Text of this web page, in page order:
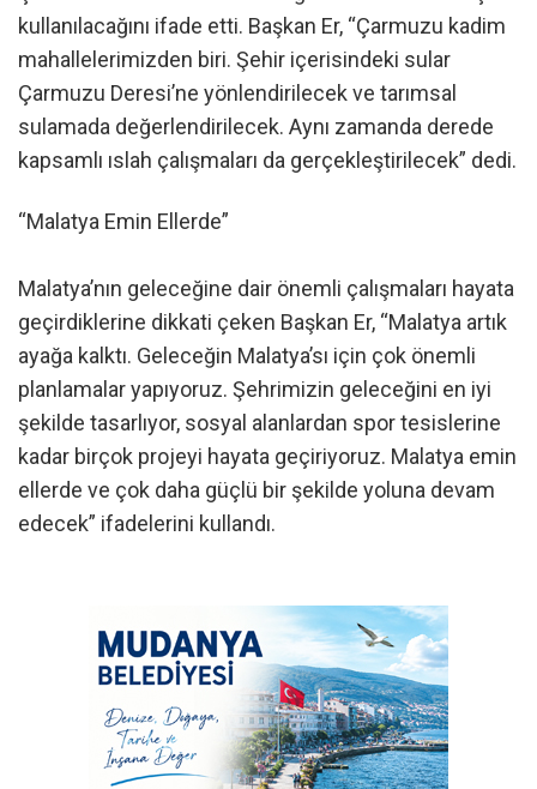
kullanılacağını ifade etti. Başkan Er, “Çarmuzu kadim
mahallelerimizden biri. Şehir içerisindeki sular
Çarmuzu Deresi’ne yönlendirilecek ve tarımsal
sulamada değerlendirilecek. Aynı zamanda derede
kapsamlı ıslah çalışmaları da gerçekleştirilecek” dedi.
“Malatya Emin Ellerde”
Malatya’nın geleceğine dair önemli çalışmaları hayata
geçirdiklerine dikkati çeken Başkan Er, “Malatya artık
ayağa kalktı. Geleceğin Malatya’sı için çok önemli
planlamalar yapıyoruz. Şehrimizin geleceğini en iyi
şekilde tasarlıyor, sosyal alanlardan spor tesislerine
kadar birçok projeyi hayata geçiriyoruz. Malatya emin
ellerde ve çok daha güçlü bir şekilde yoluna devam
edecek” ifadelerini kullandı.